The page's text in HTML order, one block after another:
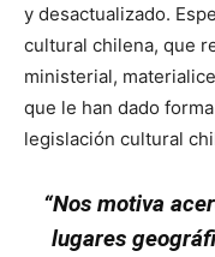
y desactualizado.
cultural chilena, que
ministerial,
que le han dado
legislación cultural
“Nos motiva
lugares